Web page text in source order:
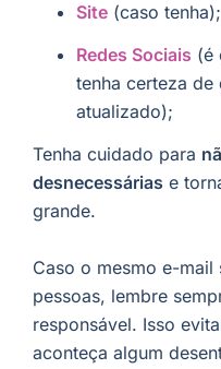
Site (caso tenha);
Redes Sociais (é
tenha certeza de
atualizado);
Tenha cuidado para
desnecessárias e
grande.
Caso o mesmo e-
pessoas, lembre
responsável. Isso
aconteça algum